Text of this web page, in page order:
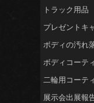
トラック用品
プレゼントキ
ボディの汚れ
ボディコーテ
二輪用コーテ
展示会出展報